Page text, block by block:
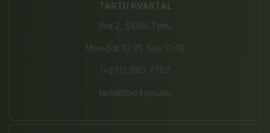
TARTU KVARTAL
Riia 2, 51004 Tartu
Mon-Sat 10-21, Sun 10-19
(+372) 680 7787
tartu@bio4you.eu